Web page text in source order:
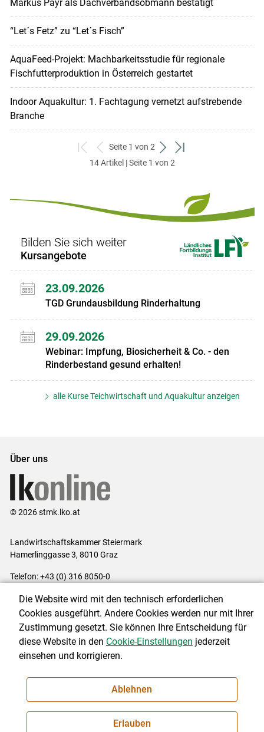
Markus Payr als Dachverbandsobmann bestätigt
“Let´s Fetz” zu “Let´s Fisch”
AquaFeed-Projekt: Machbarkeitsstudie für regionale
Fischfutterproduktion in Österreich gestartet
Indoor Aquakultur: 1. Fachtagung vernetzt aufstrebende
Branche
zum
ersten
zurück
zum
Seite 1 von 2
weiter
zum
zum
14 Artikel | Seite 1 von 2
Bilden Sie sich weiter
Kursangebote
23.09.2026
TGD Grundausbildung Rinderhaltung
29.09.2026
Webinar: Impfung, Biosicherheit & Co. - den
Rinderbestand gesund erhalten!
alle Kurse Teichwirtschaft und Aquakultur anzeigen
Über uns
© 2026 stmk.lko.at
Landwirtschaftskammer Steiermark
Hamerlinggasse 3, 8010 Graz
Telefon: +43 (0) 316 8050-0
Impressum|Kontakt|Datenschutzerklärung|Barrierefreiheit|
Cookie-Einstellungen
NEWSLETTER
Die Website wird mit den technisch erforderlichen
Cookies ausgeführt. Andere Cookies werden nur mit Ihrer
Zustimmung gesetzt. Sie können Ihre Entscheidung für
diese Website in den Cookie-Einstellungen jederzeit
einsehen und korrigieren.
Ablehnen
Erlauben